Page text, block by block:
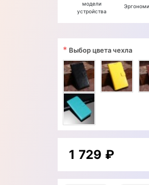
модели
устройства
* Выбор цвета чехла
1 729 ₽